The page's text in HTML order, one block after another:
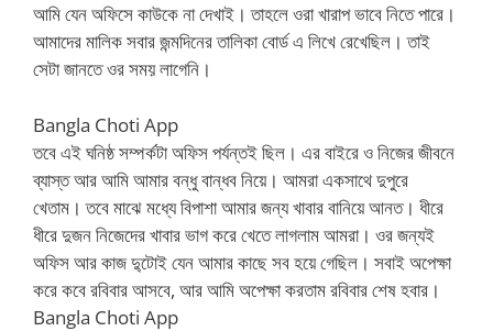
আমি যেন অফিসে কাউকে না দেখাই। তাহলে ওরা খারাপ ভাবে নিতে পারে।
আমাদের মালিক সবার জন্মদিনের তালিকা বোর্ড এ লিখে রেখেছিল। তাই
সেটা জানতে ওর সময় লাগেনি।
Bangla Choti App
তবে এই ঘনিষ্ঠ সম্পর্কটা অফিস পর্যন্তই ছিল। এর বাইরে ও নিজের জীবনে
ব্যাস্ত আর আমি আমার বন্ধু বান্ধব নিয়ে। আমরা একসাথে দুপুরে
খেতাম। তবে মাঝে মধ্যে বিপাশা আমার জন্য খাবার বানিয়ে আনত। ধীরে
ধীরে দুজন নিজেদের খাবার ভাগ করে খেতে লাগলাম আমরা। ওর জন্যই
অফিস আর কাজ দু্টোই যেন আমার কাছে সব হয়ে গেছিল। সবাই অপেক্ষা
করে কবে রবিবার আসবে, আর আমি অপেক্ষা করতাম রবিবার শেষ হবার।
Bangla Choti App